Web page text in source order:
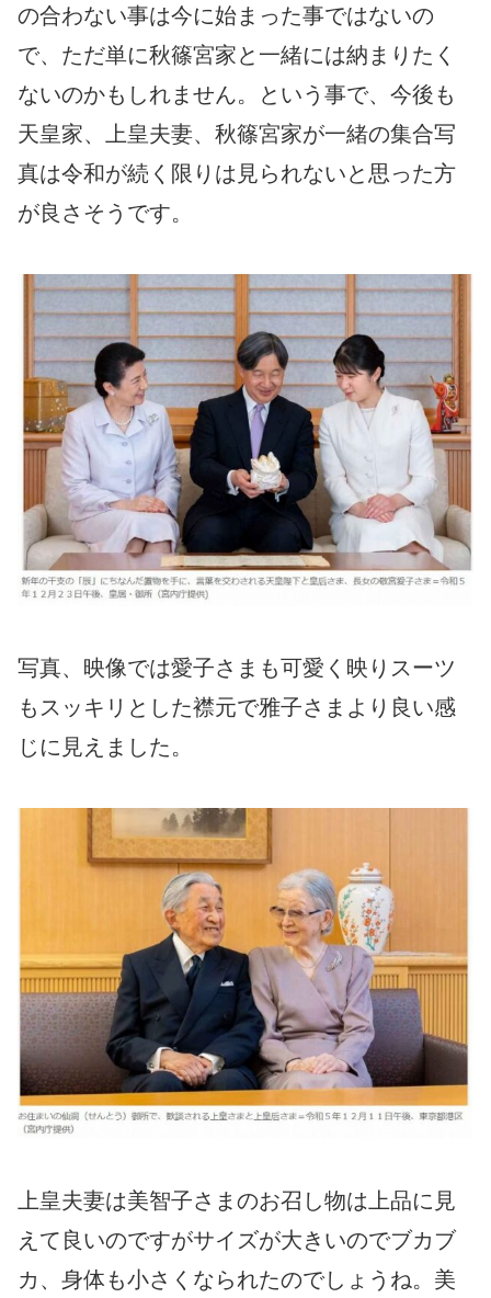
の合わない事は今に始まった事ではないの
で、ただ単に秋篠宮家と一緒には納まりたく
ないのかもしれません。という事で、今後も
天皇家、上皇夫妻、秋篠宮家が一緒の集合写
真は令和が続く限りは見られないと思った方
が良さそうです。
写真、映像では愛子さまも可愛く映りスーツ
もスッキリとした襟元で雅子さまより良い感
じに見えました。
上皇夫妻は美智子さまのお召し物は上品に見
えて良いのですがサイズが大きいのでブカブ
カ、身体も小さくなられたのでしょうね。美